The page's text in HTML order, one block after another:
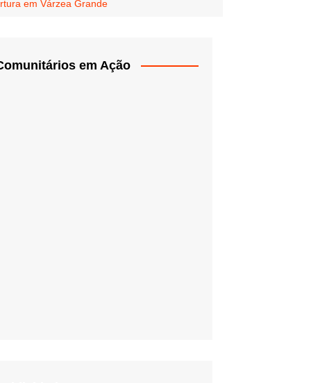
em Várzea Grande
em Ação